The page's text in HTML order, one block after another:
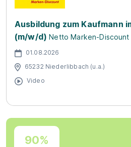
Ausbildung zum Kaufmann
(m/w/d) Netto Marken-Discount
01.08.2026
65232 Niederlibbach (u.a.)
Video
90%